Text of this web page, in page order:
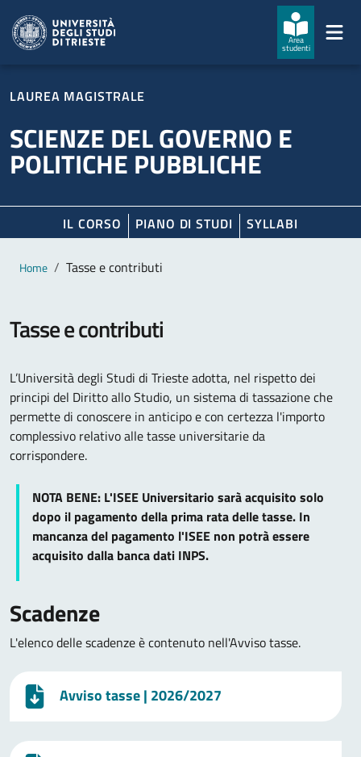
Area
studenti
LAUREA MAGISTRALE
SCIENZE DEL GOVERNO E
POLITICHE PUBBLICHE
IL CORSO PIANO DI STUDI SYLLABI
Contenuto principale
Breadcrumb
Home Tasse e contributi
Tasse e contributi
L’Università degli Studi di Trieste adotta, nel rispetto dei
principi del Diritto allo Studio, un sistema di tassazione che
permette di conoscere in anticipo e con certezza l'importo
complessivo relativo alle tasse universitarie da
corrispondere.
NOTA BENE: L'ISEE Universitario sarà acquisito solo
dopo il pagamento della prima rata delle tasse. In
mancanza del pagamento l'ISEE non potrà essere
acquisito dalla banca dati INPS.
Scadenze
L'elenco delle scadenze è contenuto nell'Avviso tasse.
Avviso tasse| 2026/2027